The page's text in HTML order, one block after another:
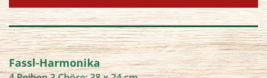
Fassl-Harmonika